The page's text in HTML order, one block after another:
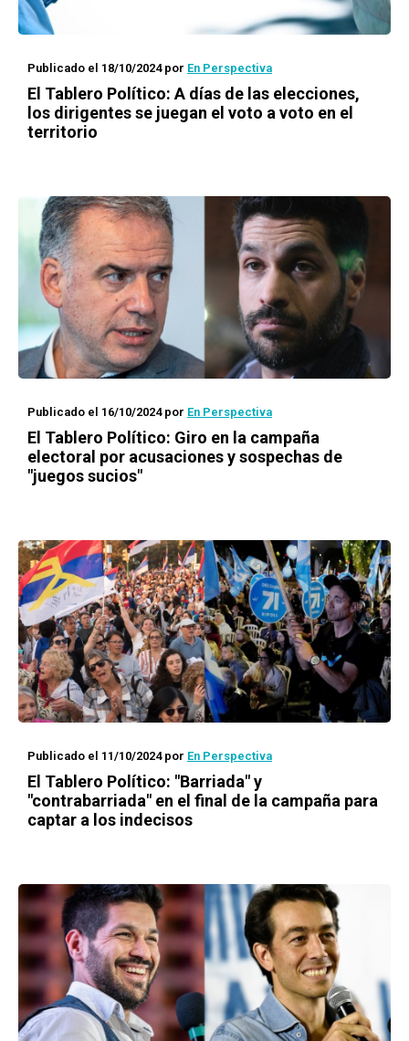
Publicado el 18/10/2024por En Perspectiva
El Tablero Político: A días de las elecciones,
los dirigentes se juegan el voto a voto en el
territorio
Publicado el 16/10/2024por En Perspectiva
El Tablero Político: Giro en la campaña
electoral por acusaciones y sospechas de
"juegos sucios"
Publicado el 11/10/2024por En Perspectiva
El Tablero Político: "Barriada" y
"contrabarriada" en el final de la campaña para
captar a los indecisos